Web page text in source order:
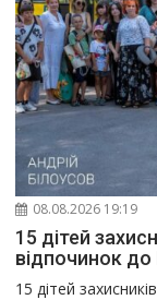
08.08.2026 19:19
15 дітей
відпочинок до
15 дітей